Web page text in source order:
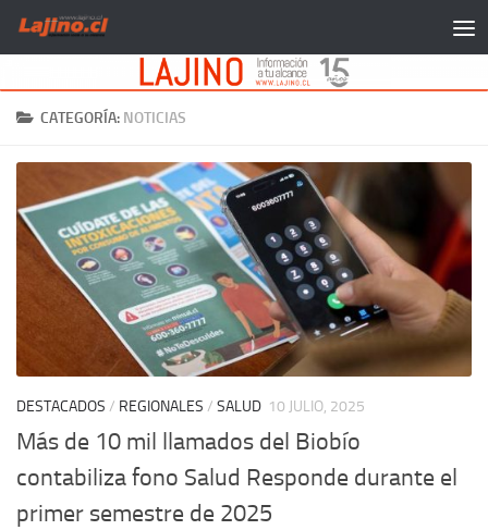
Saltar al contenido
CATEGORÍA: NOTICIAS
DESTACADOS / REGIONALES / SALUD 10 JULIO, 2025
Más de 10 mil llamados del Biobío
contabiliza fono Salud Responde durante el
primer semestre de 2025